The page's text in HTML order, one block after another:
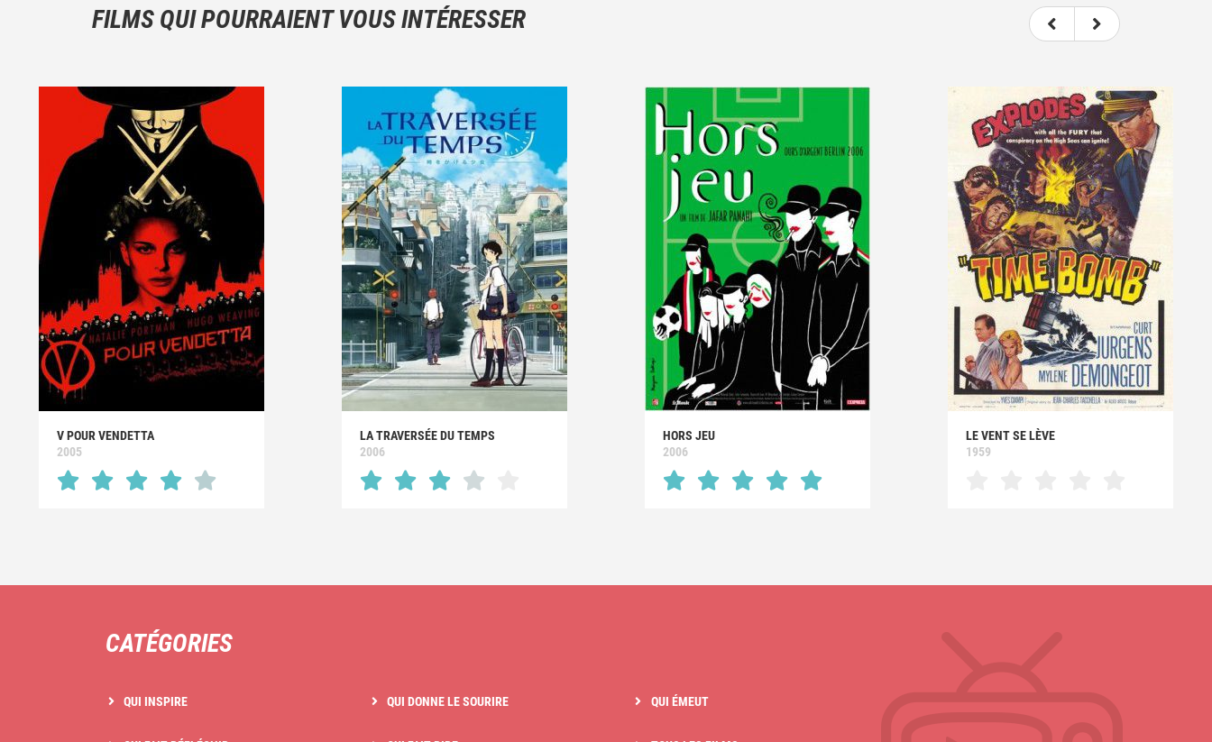
N'hésitez pas à décrire clairement vos émotions plutôt qu'à décrire le film.
Et, attention à ne pas dévoiler d'éléments de l'intrigue !
FILMS QUI POURRAIENT VOUS INTÉRESSER
V POUR VENDETTA
2005
LA TRAVERSÉE DU TEMPS
2006
HORS JEU
2006
LE VENT SE LÈVE
1959
CATÉGORIES
QUI INSPIRE QUI DONNE LE SOURIRE QUI ÉMEUT